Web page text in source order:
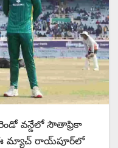
వన్డేలో సౌతాఫ్రికా
ఈ మ్యాచ్ రాయ్‌పూర్‌లో